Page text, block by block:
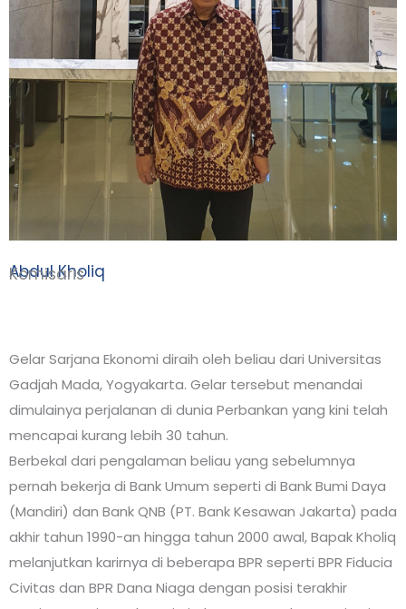
Abdul Kholiq
Komisaris
Gelar Sarjana Ekonomi diraih oleh beliau dari Universitas
Gadjah Mada, Yogyakarta. Gelar tersebut menandai
dimulainya perjalanan di dunia Perbankan yang kini telah
mencapai kurang lebih 30 tahun.
Berbekal dari pengalaman beliau yang sebelumnya
pernah bekerja di Bank Umum seperti di Bank Bumi Daya
(Mandiri) dan Bank QNB (PT. Bank Kesawan Jakarta) pada
akhir tahun 1990-an hingga tahun 2000 awal, Bapak Kholiq
melanjutkan karirnya di beberapa BPR seperti BPR Fiducia
Civitas dan BPR Dana Niaga dengan posisi terakhir